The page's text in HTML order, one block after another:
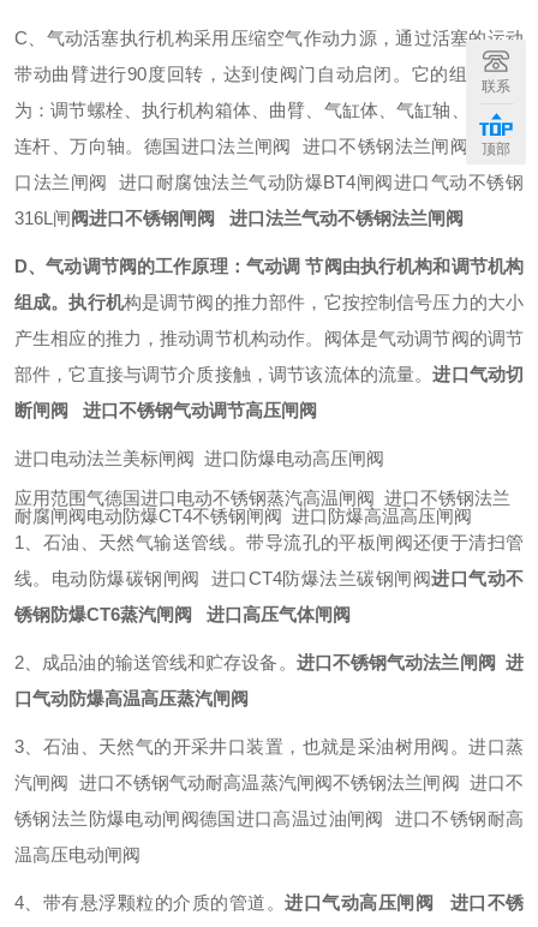
C、气动活塞执行机构采用压缩空气作动力源，通过活塞的运动
带动曲臂进行90度回转，达到使阀门自动启闭。它的组成部分
为：调节螺栓、执行机构箱体、曲臂、气缸体、气缸轴、活塞、
连杆、万向轴。德国进口法兰闸阀 进口不锈钢法兰闸阀德国进
口法兰闸阀 进口耐腐蚀法兰气动防爆BT4闸阀进口气动不锈钢
316L闸阀进口不锈钢闸阀 进口法兰气动不锈钢法兰闸阀
D、气动调节阀的工作原理：气动调 节阀由执行机构和调节机构
组成。执行机构是调节阀的推力部件，它按控制信号压力的大小
产生相应的推力，推动调节机构动作。阀体是气动调节阀的调节
部件，它直接与调节介质接触，调节该流体的流量。进口气动切
断闸阀 进口不锈钢气动调节高压闸阀
进口电动法兰美标闸阀 进口防爆电动高压闸阀
应用范围气德国进口电动不锈钢蒸汽高温闸阀 进口不锈钢法兰
耐腐闸阀电动防爆CT4不锈钢闸阀 进口防爆高温高压闸阀
1、石油、天然气输送管线。带导流孔的平板闸阀还便于清扫管
线。电动防爆碳钢闸阀 进口CT4防爆法兰碳钢闸阀进口气动不
锈钢防爆CT6蒸汽闸阀 进口高压气体闸阀
2、成品油的输送管线和贮存设备。 进口不锈钢气动法兰闸阀 进
口气动防爆高温高压蒸汽闸阀
3、石油、天然气的开采井口装置，也就是采油树用阀。进口蒸
汽闸阀 进口不锈钢气动耐高温蒸汽闸阀不锈钢法兰闸阀 进口不
锈钢法兰防爆电动闸阀德国进口高温过油闸阀 进口不锈钢耐高
温高压电动闸阀
4、带有悬浮颗粒的介质的管道。进口气动高压闸阀 进口不锈
联系
顶部